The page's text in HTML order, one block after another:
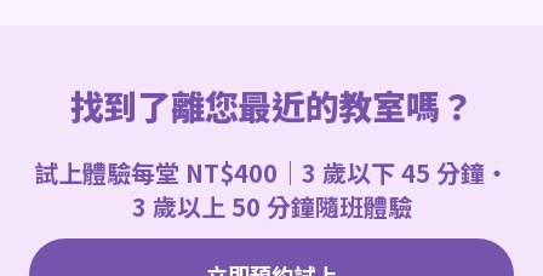
找到了離您最近的教室嗎？
試上體驗每堂 NT$400｜3 歲以下 45 分鐘・
3 歲以上 50 分鐘隨班體驗